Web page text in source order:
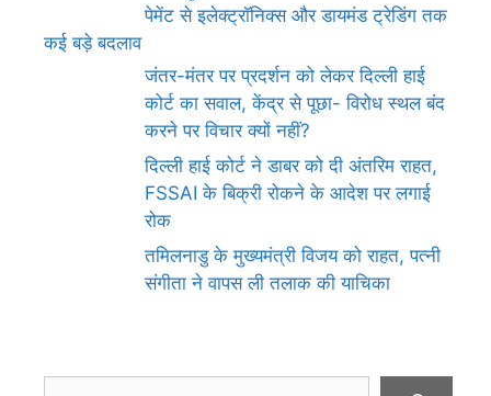
पेमेंट से इलेक्ट्रॉनिक्स और डायमंड ट्रेडिंग तक
कई बड़े बदलाव
जंतर-मंतर पर प्रदर्शन को लेकर दिल्ली हाई
कोर्ट का सवाल, केंद्र से पूछा- विरोध स्थल बंद
करने पर विचार क्यों नहीं?
दिल्ली हाई कोर्ट ने डाबर को दी अंतरिम राहत,
FSSAI के बिक्री रोकने के आदेश पर लगाई
रोक
तमिलनाडु के मुख्यमंत्री विजय को राहत, पत्नी
संगीता ने वापस ली तलाक की याचिका